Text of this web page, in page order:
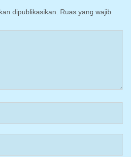
(Irpom)
dipublikasikan. Ruas yang wajib